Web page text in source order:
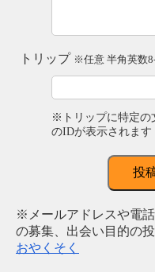
トリップ ※任意 半角英数
※トリップに特定の
のIDが表示されます
投
※メールアドレスや電
の募集、出会い目的の
おやくそく